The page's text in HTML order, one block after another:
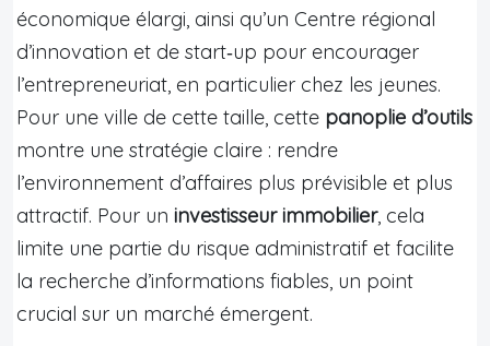
économique élargi, ainsi qu’un Centre régional
d’innovation et de start‑up pour encourager
l’entrepreneuriat, en particulier chez les jeunes.
Pour une ville de cette taille, cette panoplie d’outils
montre une stratégie claire : rendre
l’environnement d’affaires plus prévisible et plus
attractif. Pour un investisseur immobilier, cela
limite une partie du risque administratif et facilite
la recherche d’informations fiables, un point
crucial sur un marché émergent.